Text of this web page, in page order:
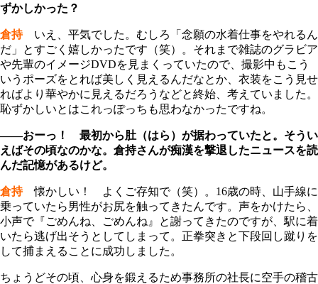
ずかしかった？
倉持いえ、平気でした。むしろ「念願の水着仕事をやれるん
だ」とすごく嬉しかったです（笑）。それまで雑誌のグラビア
や先輩のイメージDVDを見まくっていたので、撮影中もこう
いうポーズをとれば美しく見えるんだなとか、衣装をこう見せ
ればより華やかに見えるだろうなどと終始、考えていました。
恥ずかしいとはこれっぽっちも思わなかったですね。
――おーっ！ 最初から肚（はら）が据わっていたと。そうい
えばその頃なのかな。倉持さんが痴漢を撃退したニュースを読
んだ記憶があるけど。
倉持懐かしい！ よくご存知で（笑）。16歳の時、山手線に
乗っていたら男性がお尻を触ってきたんです。声をかけたら、
小声で『ごめんね、ごめんね』と謝ってきたのですが、駅に着
いたら逃げ出そうとしてしまって。正拳突きと下段回し蹴りを
して捕まえることに成功しました。
ちょうどその頃、心身を鍛えるため事務所の社長に空手の稽古